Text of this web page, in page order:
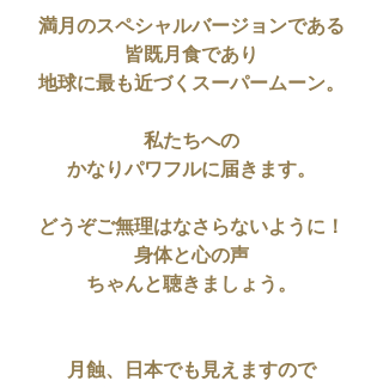
満月のスペシャルバージョンである
皆既月食であり
地球に最も近づくスーパームーン。
私たちへの
かなりパワフルに届きます。
どうぞご無理はなさらないように！
身体と心の声
ちゃんと聴きましょう。
月蝕、日本でも見えますので